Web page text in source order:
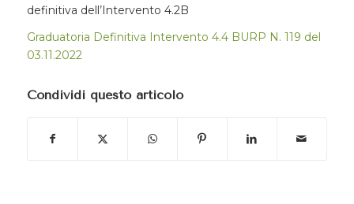
definitiva dell’Intervento 4.2B
Graduatoria Definitiva Intervento 4.4 BURP N. 119 del
03.11.2022
Condividi questo articolo